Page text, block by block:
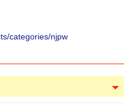
categories/njpw